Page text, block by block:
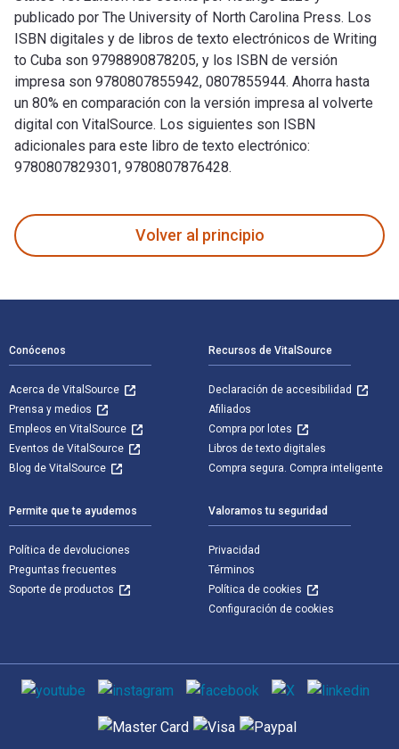
publicado por The University of North Carolina Press. Los
ISBN digitales y de libros de texto electrónicos de Writing
to Cuba son 9798890878205, y los ISBN de versión
impresa son 9780807855942, 0807855944. Ahorra hasta
un 80% en comparación con la versión impresa al volverte
digital con VitalSource. Los siguientes son ISBN
adicionales para este libro de texto electrónico:
9780807829301, 9780807876428.
Volver al principio
Conócenos
Acerca de VitalSource
Prensa y medios
Empleos en VitalSource
Eventos de VitalSource
Blog de VitalSource
Recursos de VitalSource
Declaración de accesibilidad
Afiliados
Compra por lotes
Libros de texto digitales
Compra segura. Compra inteligente
Permite que te ayudemos
Política de devoluciones
Preguntas frecuentes
Soporte de productos
Valoramos tu seguridad
Privacidad
Términos
Política de cookies
Configuración de cookies
Medios de comunicación social
Métodos de pago admitidos